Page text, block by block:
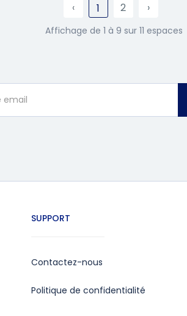
‹ 1 2 ›
Affichage de 1 à 9 sur 11 espaces
SUPPORT
Contactez-nous
Politique de confidentialité